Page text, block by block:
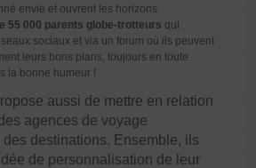
envie et ouvrent les horizons
55 000 parents globe-trotteurs qui
sociaux et via un forum où ils peuvent
leurs bons plans, toujours en toute
la bonne humeur !
aussi de mettre en relation
agences de voyage
destinations. Ensemble, ils
de personnalisation de leur